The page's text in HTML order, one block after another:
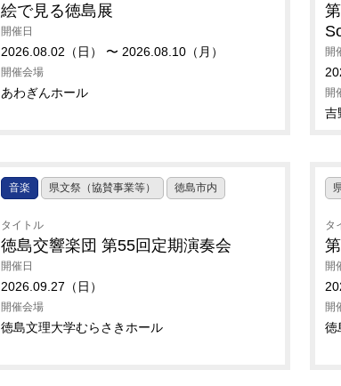
絵で見る徳島展
開催日
2026.08.02（日） 〜 2026.08.10（月）
開催会場
あわぎんホール
開
開
吉
音楽 県文祭（協賛事業等） 徳島市内
タイトル
徳島交響楽団 第55回定期演奏会
開催日
2026.09.27（日）
開催会場
徳島文理大学むらさきホール
タ
開
開
徳